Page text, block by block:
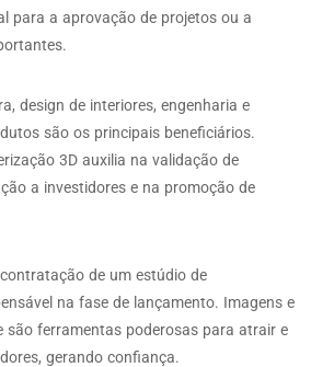
para a aprovação de projetos ou a
design de interiores, engenharia e
são os principais beneficiários.
3D auxilia na validação de
a investidores e na promoção de
de um estúdio de
na fase de lançamento. Imagens e
são ferramentas poderosas para atrair e
gerando confiança.